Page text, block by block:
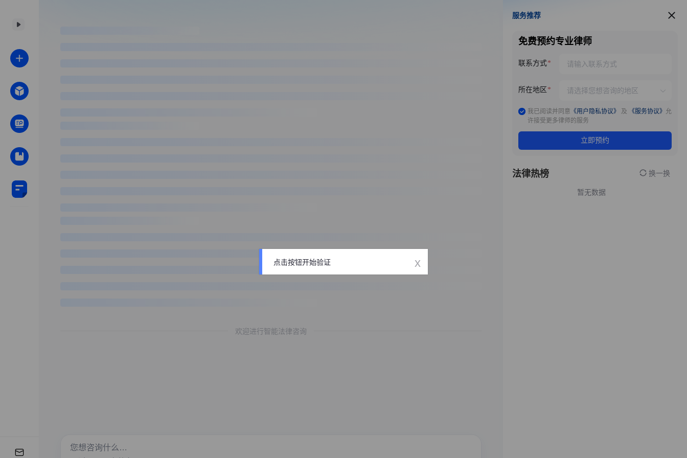
欢迎进行智能法律咨询
服务推荐
服务推荐
免费预约专业律师
联系方式
所在地区
我已阅读并同意 《用户隐私协议》 及 《服务协议》 允
许接受更多律师的服务
立即预约
法律热榜 换一换
暂无数据
点击按钮开始验证 x